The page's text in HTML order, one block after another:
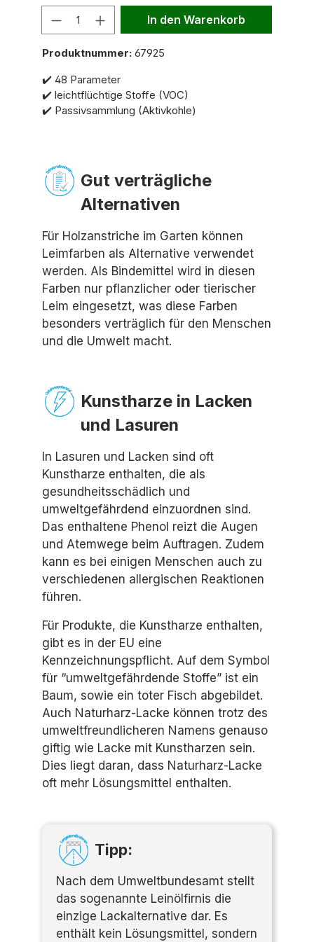
Anzahl In den Warenkorb
Produktnummer: 67925
✔️ 48 Parameter
✔️ leichtflüchtige Stoffe (VOC)
✔️ Passivsammlung (Aktivkohle)
Gut verträgliche
Alternativen
Für Holzanstriche im Garten können
Leimfarben als Alternative verwendet
werden. Als Bindemittel wird in diesen
Farben nur pflanzlicher oder tierischer
Leim eingesetzt, was diese Farben
besonders verträglich für den Menschen
und die Umwelt macht.
Kunstharze in Lacken
und Lasuren
In Lasuren und Lacken sind oft
Kunstharze enthalten, die als
gesundheitsschädlich und
umweltgefährdend einzuordnen sind.
Das enthaltene Phenol reizt die Augen
und Atemwege beim Auftragen. Zudem
kann es bei einigen Menschen auch zu
verschiedenen allergischen Reaktionen
führen.
Für Produkte, die Kunstharze enthalten,
gibt es in der EU eine
Kennzeichnungspflicht. Auf dem Symbol
für “umweltgefährdende Stoffe” ist ein
Baum, sowie ein toter Fisch abgebildet.
Auch Naturharz-Lacke können trotz des
umweltfreundlicheren Namens genauso
giftig wie Lacke mit Kunstharzen sein.
Dies liegt daran, dass Naturharz-Lacke
oft mehr Lösungsmittel enthalten.
Tipp:
Nach dem Umweltbundesamt stellt
das sogenannte Leinölfirnis die
einzige Lackalternative dar. Es
enthält kein Lösungsmittel, sondern